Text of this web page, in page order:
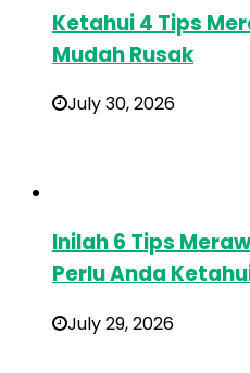
Ketahui 4 Tips
Mudah Rusak
July 30, 2026
Inilah 6 Tips
Perlu Anda
July 29, 2026